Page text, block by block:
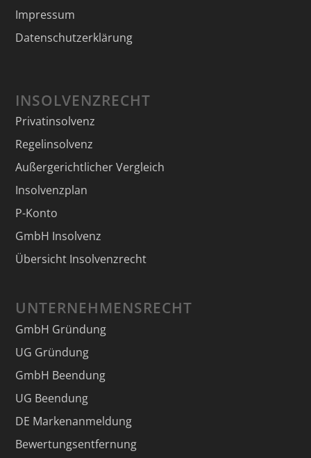
Impressum
Datenschutzerklärung
INSOLVENZRECHT
Privatinsolvenz
Regelinsolvenz
Außergerichtlicher Vergleich
Insolvenzplan
P-Konto
GmbH Insolvenz
Übersicht Insolvenzrecht
UNTERNEHMENSRECHT
GmbH Gründung
UG Gründung
GmbH Beendung
UG Beendung
DE Markenanmeldung
Bewertungsentfernung